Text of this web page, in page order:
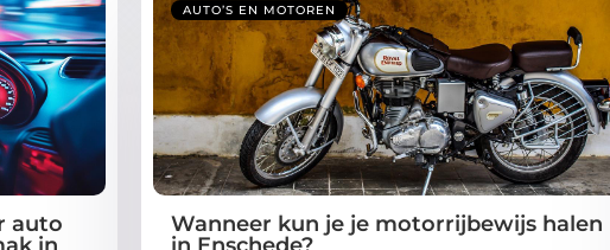
auto
AUTO’S EN MOTOREN
Wanneer kun je je motorrijbewijs halen